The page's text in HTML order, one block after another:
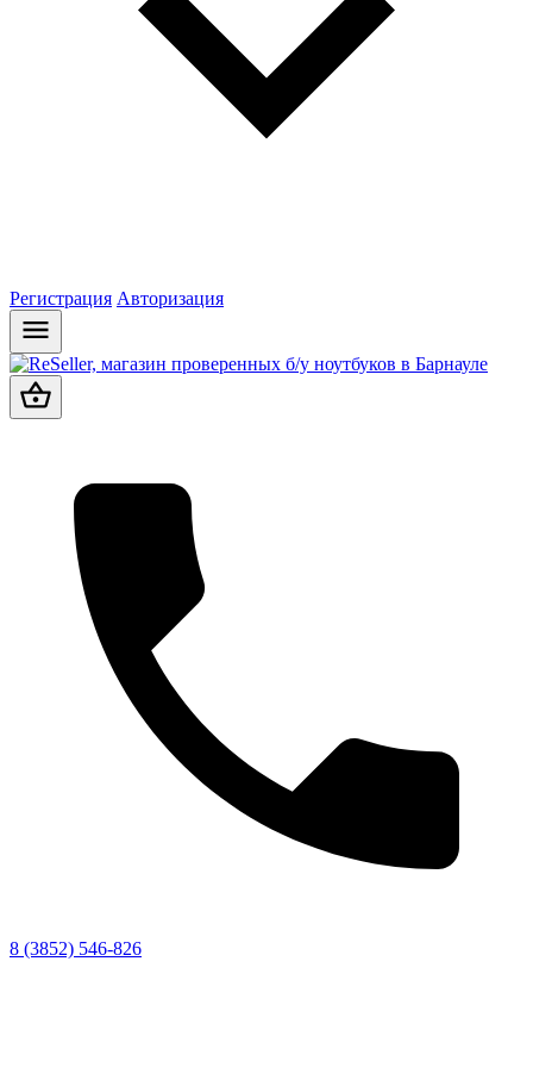
Регистрация Авторизация
8 (3852) 546-826